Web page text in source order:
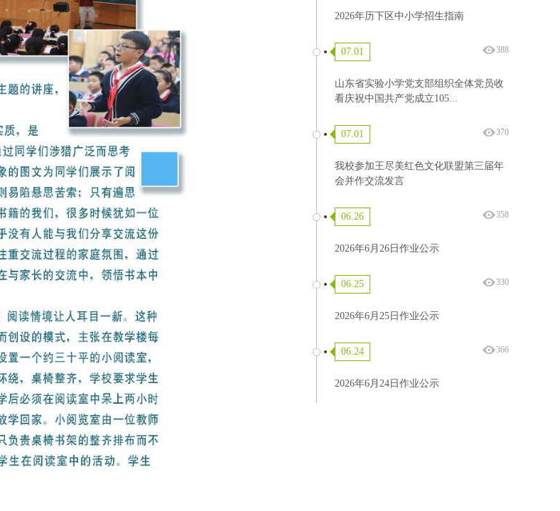
2026年历下区中小学招生指南
388
07.01
山东省实验小学党支部组织全体党员收
看庆祝中国共产党成立105...
370
07.01
我校参加王尽美红色文化联盟第三届年
会并作交流发言
358
06.26
2026年6月26日作业公示
330
06.25
2026年6月25日作业公示
366
06.24
2026年6月24日作业公示